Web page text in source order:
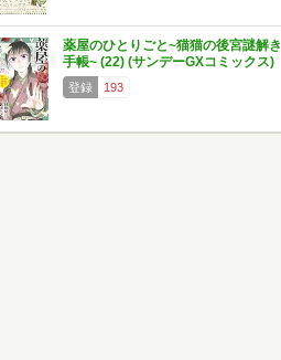
薬屋のひとりごと~猫猫の後宮謎解き
手帳~ (22) (サンデーGXコミックス)
登録 193